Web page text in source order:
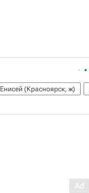
Енисей (Красноярск, ж)